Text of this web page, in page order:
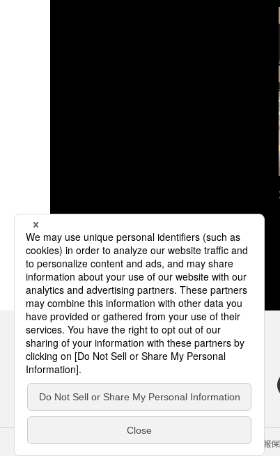
サイトのご利用にあたって クッキーポリシー 個人情報